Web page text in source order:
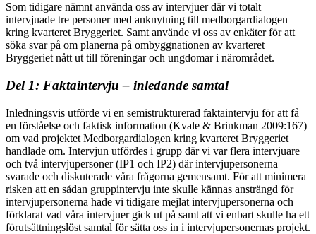
Som tidigare nämnt använda oss av intervjuer där vi totalt
intervjuade tre personer med anknytning till medborgardialogen
kring kvarteret Bryggeriet. Samt använde vi oss av enkäter för att
söka svar på om planerna på ombyggnationen av kvarteret
Bryggeriet nått ut till föreningar och ungdomar i närområdet.
Del 1: Faktaintervju – inledande samtal
Inledningsvis utförde vi en semistrukturerad faktaintervju för att få
en förståelse och faktisk information (Kvale & Brinkman 2009:167)
om vad projektet Medborgardialogen kring kvarteret Bryggeriet
handlade om. Intervjun utfördes i grupp där vi var flera intervjuare
och två intervjupersoner (IP1 och IP2) där intervjupersonerna
svarade och diskuterade våra frågorna gemensamt. För att minimera
risken att en sådan gruppintervju inte skulle kännas ansträngd för
intervjupersonerna hade vi tidigare mejlat intervjupersonerna och
förklarat vad våra intervjuer gick ut på samt att vi enbart skulle ha ett
förutsättningslöst samtal för sätta oss in i intervjupersonernas projekt.